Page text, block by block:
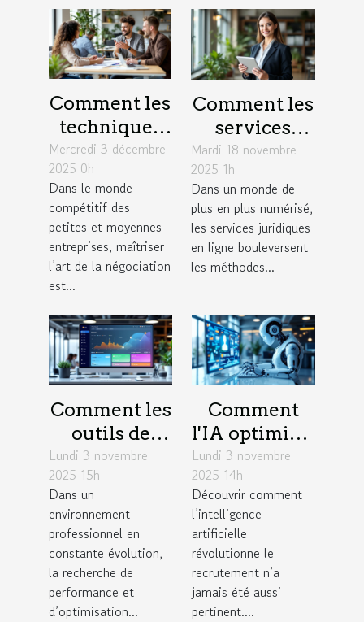
Comment les
techniques
de
négociation
influencent-
elles le
succès des
PME ?
Mercredi 3 décembre
2025 0h
Dans le monde
compétitif des
petites et moyennes
entreprises, maîtriser
l’art de la négociation
est...
Comment les
services
juridiques en
ligne
modernisent-
ils l'accès à la
justice ?
Mardi 18 novembre
2025 1h
Dans un monde de
plus en plus numérisé,
les services juridiques
en ligne bouleversent
les méthodes...
Comment les
outils de
gestion de
projet
favorisent
l'efficacité en
entreprise ?
Lundi 3 novembre
2025 15h
Dans un
environnement
professionnel en
constante évolution,
la recherche de
performance et
d’optimisation...
Comment
l'IA optimise-
t-elle les
stratégies de
recrutement
Lundi 3 novembre
2025 14h
Découvrir comment
l’intelligence
artificielle
révolutionne le
recrutement n’a
jamais été aussi
pertinent....